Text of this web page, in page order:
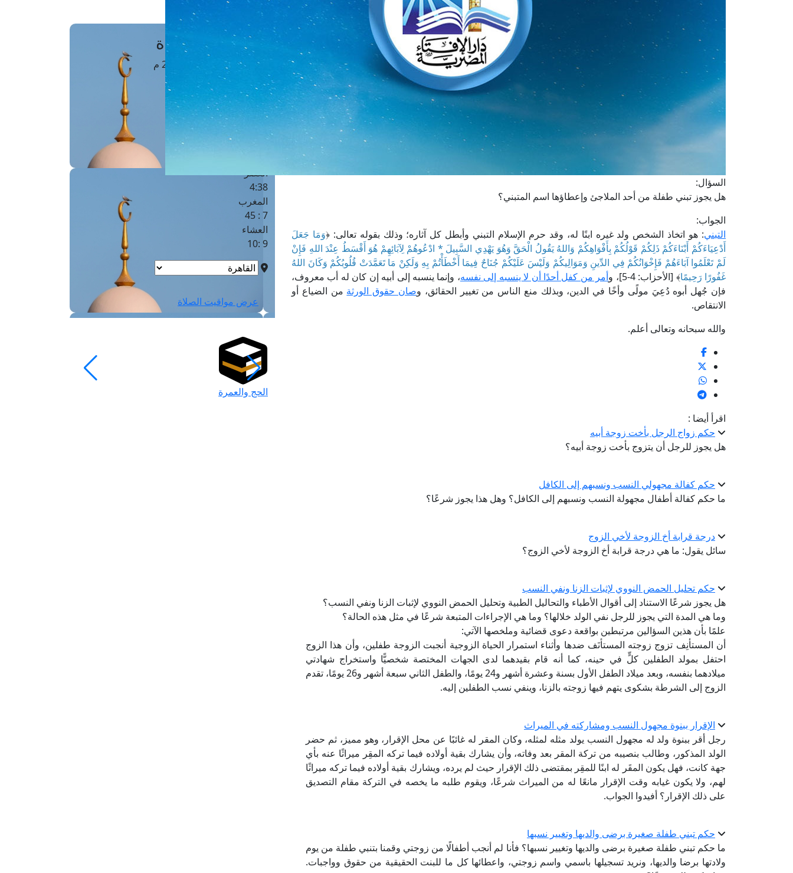
السؤال:
هل يجوز تبني طفلة من أحد الملاجئ وإعطاؤها اسم المتبني؟
الجواب:
التبني: هو اتخاذ الشخص ولد غيره ابنًا له، وقد حرم الإسلام التبني وأبطل كل آثاره؛ وذلك بقوله تعالى: ﴿وَمَا جَعَلَ
أَدْعِيَاءَكُمْ أَبْنَاءَكُمْ ذَلِكُمْ قَوْلُكُمْ بِأَفْوَاهِكُمْ وَاللهُ يَقُولُ الْحَقَّ وَهُوَ يَهْدِي السَّبِيلَ * ادْعُوهُمْ لِآبَائِهِمْ هُوَ أَقْسَطُ عِنْدَ اللهِ فَإِنْ
لَمْ تَعْلَمُوا آبَاءَهُمْ فَإِخْوَانُكُمْ فِي الدِّينِ وَمَوَالِيكُمْ وَلَيْسَ عَلَيْكُمْ جُنَاحٌ فِيمَا أَخْطَأْتُمْ بِهِ وَلَكِنْ مَا تَعَمَّدَتْ قُلُوبُكُمْ وَكَانَ اللهُ
غَفُورًا رَحِيمًا﴾ [الأحزاب: 4-5]، و أمر من كفل أحدًا أن لا ينسبه إلى نفسه، وإنما ينسبه إلى أبيه إن كان له أب معروف،
فإن جُهل أبوه دُعِيَ مولًى وأخًا في الدين، وبذلك منع الناس من تغيير الحقائق، وصان حقوق الورثة من الضياع أو
الانتقاص.
والله سبحانه وتعالى أعلم.
اقرأ أيضا :
حكم زواج الرجل بأخت زوجة أبيه
هل يجوز للرجل أن يتزوج بأخت زوجة أبيه؟
حكم كفالة مجهولي النسب ونسبهم إلى الكافل
ما حكم كفالة أطفال مجهولة النسب ونسبهم إلى الكافل؟ وهل هذا يجوز شرعًا؟
درجة قرابة أخ الزوجة لأخي الزوج
سائل يقول: ما هي درجة قرابة أخ الزوجة لأخي الزوج؟
حكم تحليل الحمض النووي لإثبات الزنا ونفي النسب
هل يجوز شرعًا الاستناد إلى أقوال الأطباء والتحاليل الطبية وتحليل الحمض النووي لإثبات الزنا ونفي النسب؟
وما هي المدة التي يجوز للرجل نفي الولد خلالها؟ وما هي الإجراءات المتبعة شرعًا في مثل هذه الحالة؟
علمًا بأن هذين السؤالين مرتبطين بواقعة دعوى قضائية وملخصها الآتي:
أن المستأنِف تزوج زوجته المستأنَف ضدها وأثناء استمرار الحياة الزوجية أنجبت الزوجة طفلين، وأن هذا الزوج
احتفل بمولد الطفلين كلٍّ في حينه، كما أنه قام بقيدهما لدى الجهات المختصة شخصيًّا واستخراج شهادتي
ميلادهما بنفسه، وبعد ميلاد الطفل الأول بسنة وعشرة أشهر و24 يومًا، والطفل الثاني سبعة أشهر و26 يومًا، تقدم
الزوج إلى الشرطة بشكوى يتهم فيها زوجته بالزنا، وينفي نسب الطفلين إليه.
الإقرار ببنوة مجهول النسب ومشاركته في الميراث
رجل أقر ببنوة ولد له مجهول النسب يولد مثله لمثله، وكان المقر له غائبًا عن محل الإقرار، وهو مميز، ثم حضر
الولد المذكور، وطالب بنصيبه من تركة المقر بعد وفاته، وأن يشارك بقية أولاده فيما تركه المقِر ميراثًا عنه بأي
جهة كانت، فهل يكون المقَر له ابنًا للمقِر بمقتضى ذلك الإقرار حيث لم يرده، ويشارك بقية أولاده فيما تركه ميراثًا
لهم، ولا يكون غيابه وقت الإقرار مانعًا له من الميراث شرعًا، ويقوم طلبه ما يخصه في التركة مقام التصديق
على ذلك الإقرار؟ أفيدوا الجواب.
حكم تبني طفلة صغيرة برضى والديها وتغيير نسبها
ما حكم تبني طفلة صغيرة برضى والديها وتغيير نسبها؟ فأنا لم أنجب أطفالًا من زوجتي وقمنا بتنبي طفلة من يوم
ولادتها برضا والديها، ونريد تسجيلها باسمي واسم زوجتي، واعطائها كل ما للبنت الحقيقية من حقوق وواجبات.
الفتوى الهاتفية
مَواقِيتُ الصَّـــلاة
القاهرة · 06 أغسطس 2026 م
الفجر
4 :40
الشروق
العصر
4:38
المغرب
7 : 45
العشاء
9 :10
عرض مواقيت الصلاة
الحج والعمرة